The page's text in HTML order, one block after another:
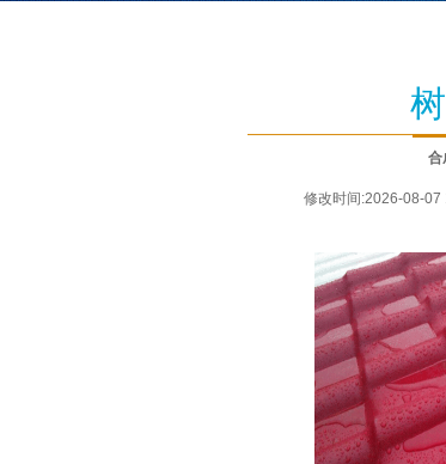
合
修改时间:2026-08-07